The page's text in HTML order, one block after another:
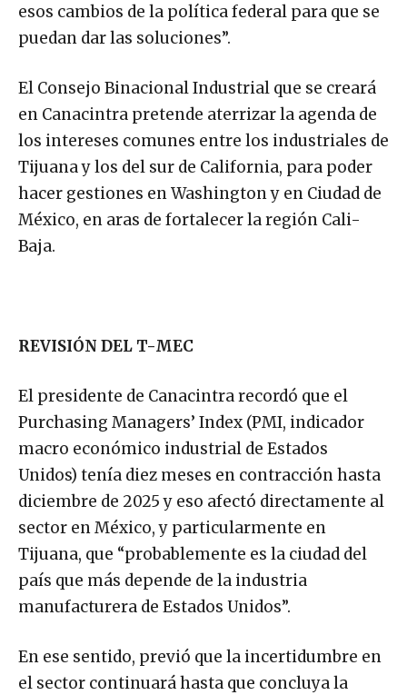
esos cambios de la política federal para que se
puedan dar las soluciones”.
El Consejo Binacional Industrial que se creará
en Canacintra pretende aterrizar la agenda de
los intereses comunes entre los industriales de
Tijuana y los del sur de California, para poder
hacer gestiones en Washington y en Ciudad de
México, en aras de fortalecer la región Cali-
Baja.
REVISIÓN DEL T-MEC
El presidente de Canacintra recordó que el
Purchasing Managers’ Index (PMI, indicador
macro económico industrial de Estados
Unidos) tenía diez meses en contracción hasta
diciembre de 2025 y eso afectó directamente al
sector en México, y particularmente en
Tijuana, que “probablemente es la ciudad del
país que más depende de la industria
manufacturera de Estados Unidos”.
En ese sentido, previó que la incertidumbre en
el sector continuará hasta que concluya la